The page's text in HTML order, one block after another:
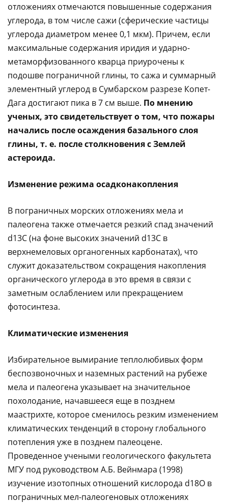
отложениях отмечаются повышенные содержания
углерода, в том числе сажи (сферические частицы
углерода диаметром менее 0,1 мкм). Причем, если
максимальные содержания иридия и ударно-
метаморфизованного кварца приурочены к
подошве пограничной глины, то сажа и суммарный
элементный углерод в Сумбарском разрезе Копет-
Дага достигают пика в 7 см выше. По мнению
ученых, это свидетельствует о том, что пожары
начались после осаждения базального слоя
глины, т. е. после столкновения с Землей
астероида.
Изменение режима осадконакопления
В пограничных морских отложениях мела и
палеогена также отмечается резкий спад значений
d13С (на фоне высоких значений d13С в
верхнемеловых органогенных карбонатах), что
служит доказательством сокращения накопления
органического углерода в это время в связи с
заметным ослаблением или прекращением
фотосинтеза.
Климатические изменения
Избирательное вымирание теплолюбивых форм
беспозвоночных и наземных растений на рубеже
мела и палеогена указывает на значительное
похолодание, начавшееся еще в позднем
маастрихте, которое сменилось резким изменением
климатических тенденций в сторону глобального
потепления уже в позднем палеоцене.
Проведенное учеными геологического факультета
МГУ под руководством А.Б. Вейнмара (1998)
изучение изотопных отношений кислорода d18О в
пограничных мел-палеогеновых отложениях